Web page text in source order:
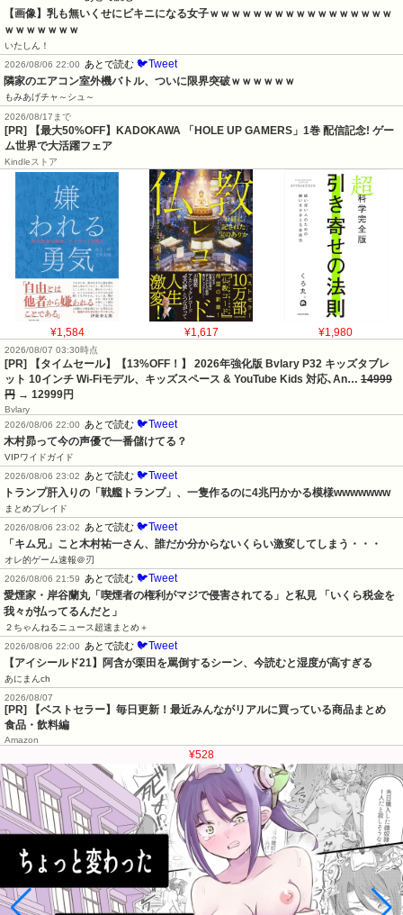
【画像】乳も無いくせにビキニになる女子ｗｗｗｗｗｗｗｗｗｗｗｗｗｗｗｗｗ
ｗｗｗｗｗｗｗ
いたしん！
2026/08/06 22:00
あとで読む 🐦Tweet
隣家のエアコン室外機バトル、ついに限界突破ｗｗｗｗｗｗ
もみあげチャ～シュ～
2026/08/17まで
[PR] 【最大50%OFF】KADOKAWA 「HOLE UP GAMERS」1巻 配信記念! ゲー
ム世界で大活躍フェア
Kindleストア
¥1,584 ¥1,617 ¥1,980
2026/08/07 03:30時点
[PR] 【タイムセール】【13%OFF！】 2026年強化版 Bvlary P32 キッズタブレ
ット 10インチ Wi-Fiモデル、キッズスペース & YouTube Kids 対応､An… 14999
円 → 12999円
Bvlary
2026/08/06 22:00 あとで読む 🐦Tweet
木村昴って今の声優で一番儲けてる？
VIPワイドガイド
2026/08/06 23:02 あとで読む 🐦Tweet
トランプ肝入りの「戦艦トランプ」、一隻作るのに4兆円かかる模様wwwwwww
まとめブレイド
2026/08/06 23:02 あとで読む 🐦Tweet
「キム兄」こと木村祐一さん、誰だか分からないくらい激変してしまう・・・
オレ的ゲーム速報＠刃
2026/08/06 21:59 あとで読む 🐦Tweet
愛煙家・岸谷蘭丸「喫煙者の権利がマジで侵害されてる」と私見 「いくら税金を
我々が払ってるんだと」
２ちゃんねるニュース超速まとめ＋
2026/08/06 22:00 あとで読む 🐦Tweet
【アイシールド21】阿含が栗田を罵倒するシーン、今読むと湿度が高すぎる
あにまんch
2026/08/07
[PR] 【ベストセラー】毎日更新！最近みんながリアルに買っている商品まとめ
食品・飲料編
Amazon
¥528